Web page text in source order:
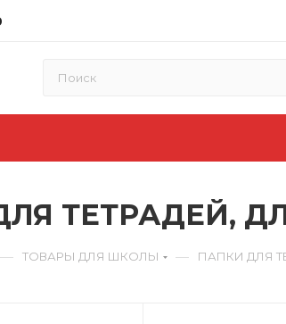
ТЕТРАДЕЙ,
— ТОВАРЫ ДЛЯ ШКОЛЫ — ПАПКИ ДЛЯ